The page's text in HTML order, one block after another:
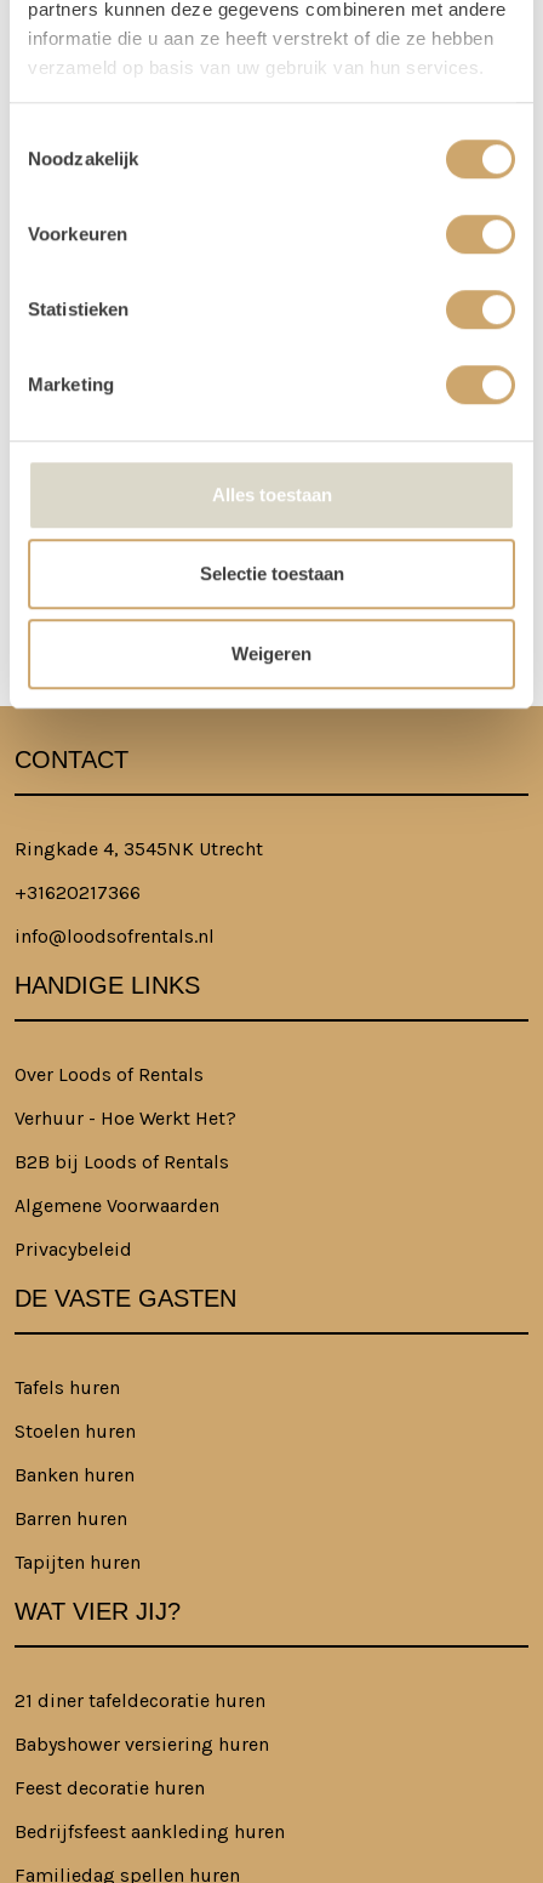
partners kunnen deze gegevens combineren met andere
informatie die u aan ze heeft verstrekt of die ze hebben
verzameld op basis van uw gebruik van hun services.
Noodzakelijk
Voorkeuren
Statistieken
Marketing
Alles toestaan
Selectie toestaan
Weigeren
en met maandag. Kies bij het reserveren dus alleen de
gebruiksdag. Dus huur je op 26 april, kies dan van 26
april t/m 26 april. De andere dagen krijg je van ons
cadeau!
Betalen kan via iDeal of op factuur. Je boeking is
Je kunt de items laten bezorgen of zelf in Utrecht
We kunnen de order ook voor je bezorgen! Bij een
moeten we deze kosten wel in rekening brengen.
Lees hier alle veelgestelde vragen over het huren bij
Loods of Rentals.
Disclaimer: Dit product is een verhuurproduct en kan
gebruikssporen bevatten zoals krassen, deuken of vlekken. We
CONTACT
Ringkade 4, 3545NK Utrecht
+31620217366
info@loodsofrentals.nl
HANDIGE LINKS
Over Loods of Rentals
Verhuur - Hoe Werkt Het?
B2B bij Loods of Rentals
Algemene Voorwaarden
Privacybeleid
DE VASTE GASTEN
Tafels huren
Stoelen huren
Banken huren
Barren huren
Tapijten huren
WAT VIER JIJ?
21 diner tafeldecoratie huren
Babyshower versiering huren
Feest decoratie huren
Bedrijfsfeest aankleding huren
Familiedag spellen huren